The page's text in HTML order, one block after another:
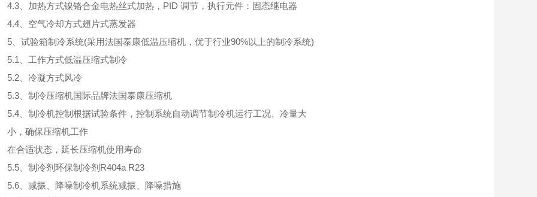
、加热方式镍铬合金电热丝式加热，PID 调节，执行元件：固态继电器
、空气冷却方式翅片式蒸发器
试验箱制冷系统(采用法国泰康低温压缩机，优于行业90%以上的制冷系统)
、工作方式低温压缩式制冷
、冷凝方式风冷
、制冷压缩机国际品牌法国泰康压缩机
、制冷机控制根据试验条件，控制系统自动调节制冷机运行工况、冷量大
，确保压缩机工作
合适状态，延长压缩机使用寿命
、制冷剂环保制冷剂R404a R23
、减振、降噪制冷机系统减振、降噪措施